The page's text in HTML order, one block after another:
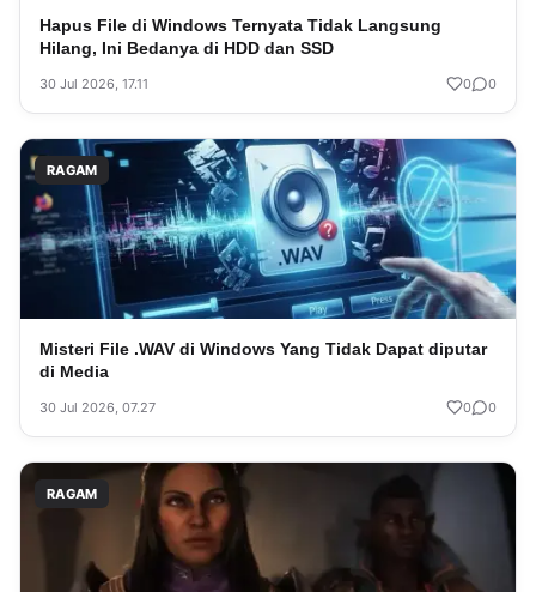
Hapus File di Windows Ternyata Tidak Langsung
Hilang, Ini Bedanya di HDD dan SSD
30 Jul 2026, 17.11 0 0
RAGAM
Misteri File .WAV di Windows Yang Tidak Dapat diputar
di Media
30 Jul 2026, 07.27 0 0
RAGAM